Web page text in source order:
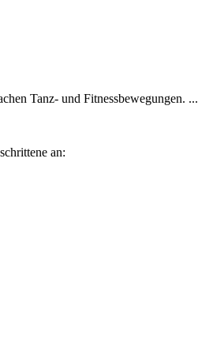
Tanz- und Fitnessbewegungen. ...
an: